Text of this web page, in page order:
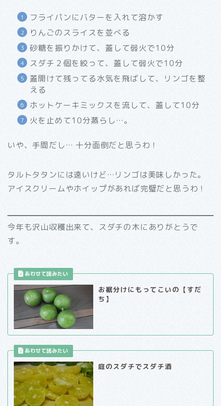
フライパンにバターを入れて溶かす
りんごのスライスを並べる
砂糖を振りかけて、蓋して弱火で10分
スダチ２個を絞って、蓋して弱火で10分
蓋開けて残ってる水気を飛ばして、リンゴを整
える
ホットケーキミックスを流して、蓋して10分
火を止めて10分蒸らし…。
いや、手間だし… 十分面倒だと思うわ！
タルトタタンには遠いけど…リンゴは美味しかった。
アイスクリームやホイップがあれば完璧だと思うわ！
今年も沢山収穫出来て、スダチの木にありがとうで
す。
お裾分けにもってこいの【すだ
ち】
庭のスダチでスダチ酒